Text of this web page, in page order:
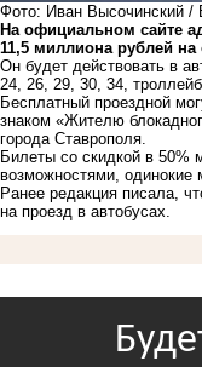
Фото: Иван Высочинский /
На официальном сайте
11,5 миллиона рублей на
Он будет действовать в
24, 26, 29, 30, 34,
Бесплатный проездной
знаком «Жителю
города Ставрополя.
Билеты со скидкой в 50%
возможностями, одинокие
Ранее редакция писала,
на проезд в автобусах.